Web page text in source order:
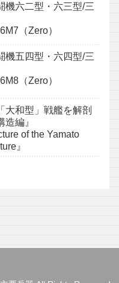
機六二型・六三型/三
（Zero）
機五四型・六四型/三
（Zero）
大和型」戦艦を解剖
編』
of the Yamato
』